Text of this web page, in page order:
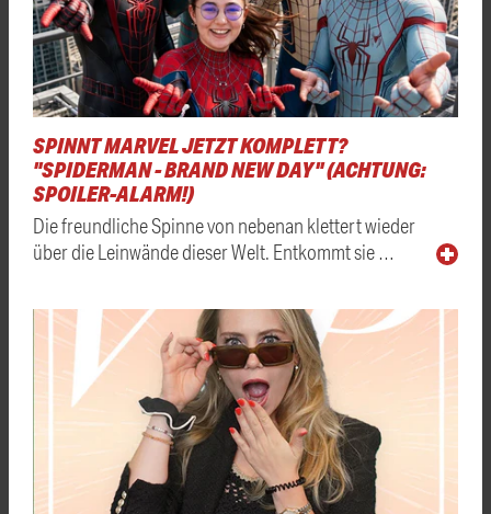
SPINNT MARVEL JETZT KOMPLETT?
"SPIDERMAN - BRAND NEW DAY" (ACHTUNG:
SPOILER-ALARM!)
Die freundliche Spinne von nebenan klettert wieder
über die Leinwände dieser Welt. Entkommt sie …